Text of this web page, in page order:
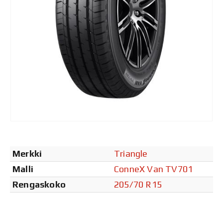
Merkki
Triangle
Malli
ConneX Van TV701
Rengaskoko
205/70 R15